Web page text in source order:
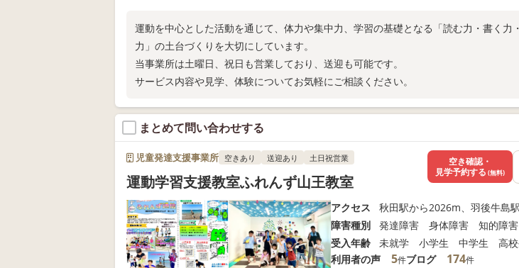
運動を中心とした活動を通じて、体力や集中力、学習の基礎となる「読む力・書く力
力」の土台づくりを大切にしています。
当事業所は土曜日、祝日も営業しており、送迎も可能です。
サービス内容や見学、体験についてお気軽にご相談ください。
まとめて問い合わせする
児童発達支援事業所 空きあり 送迎あり 土日祝営業
運動学習支援教室ふれんず山王教室
アクセス
秋田駅から2026m、羽後牛島
障害種別
発達障害 身体障害 知的障害
受入年齢
未就学 小学生 中学生 高校
利用者の声
5件ブログ 174件
空き確認・
見学予約する (無料)